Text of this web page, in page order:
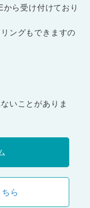
ら受け付けており
ングもできますの
いことがありま
ら